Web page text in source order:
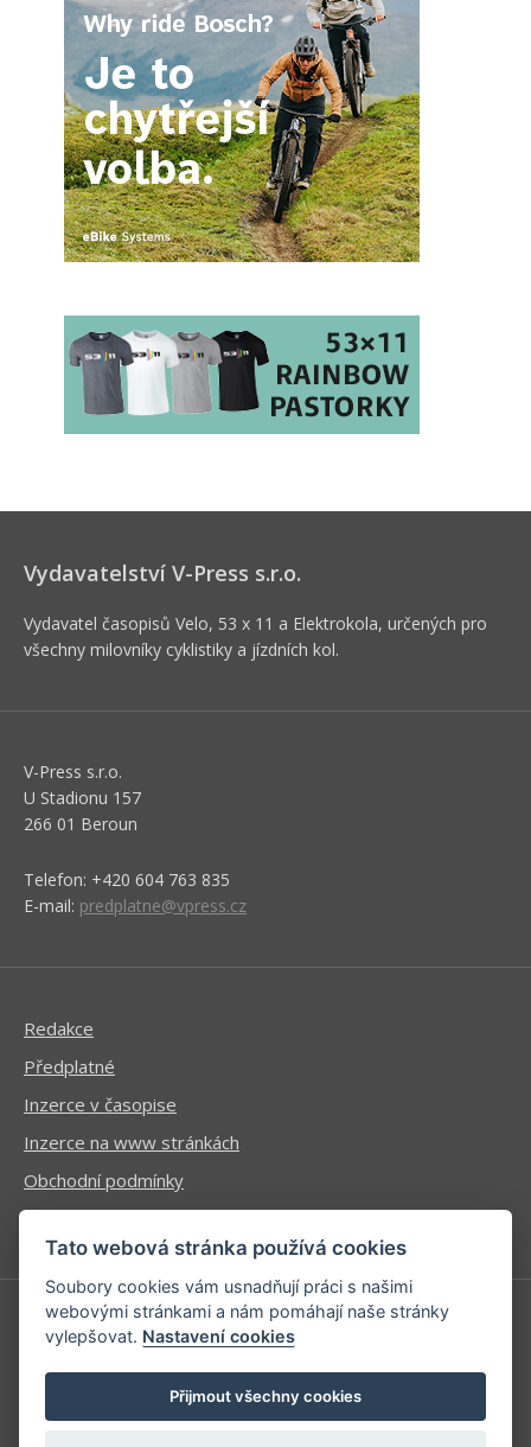
Vydavatelství V-Press s.r.o.
Vydavatel časopisů Velo, 53 x 11 a Elektrokola, určených pro
všechny milovníky cyklistiky a jízdních kol.
V-Press s.r.o.
U Stadionu 157
266 01 Beroun
Telefon: +420 604 763 835
E-mail: predplatne@vpress.cz
Redakce
Předplatné
Inzerce v časopise
Inzerce na www stránkách
Obchodní podmínky
Ochrana osobních údajů
Příhlášení | Registrace
Kontaktní informace
Mapa stránek
Tato webová stránka používá cookies
Soubory cookies vám usnadňují práci s našimi
webovými stránkami a nám pomáhají naše stránky
vylepšovat. Nastavení cookies
Přijmout všechny cookies